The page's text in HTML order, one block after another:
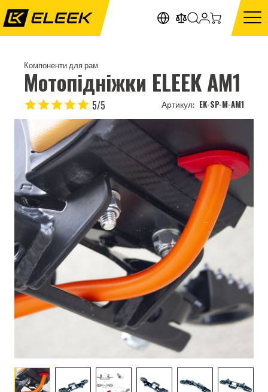
Компоненти для рам
Мотопідніжки ELEEK AM1
5/5 Артикул: EK-SP-M-AM1